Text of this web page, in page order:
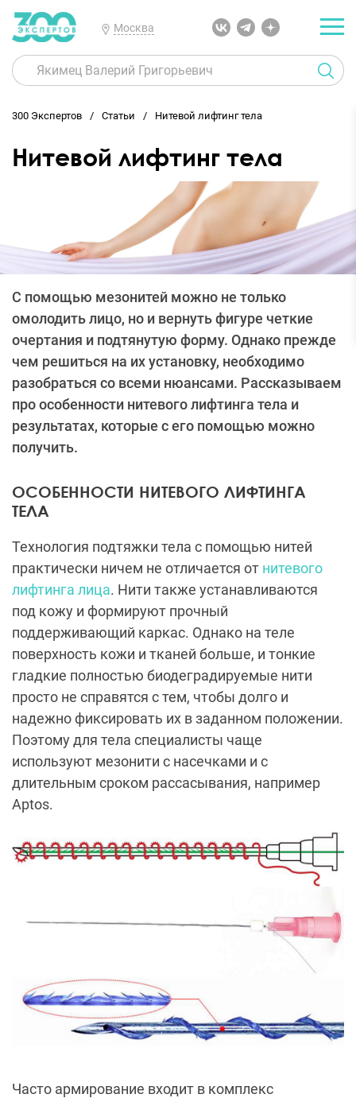
Москва
300 Экспертов Статьи Нитевой лифтинг тела
Нитевой лифтинг тела
С помощью мезонитей можно не только
омолодить лицо, но и вернуть фигуре четкие
очертания и подтянутую форму. Однако прежде
чем решиться на их установку, необходимо
разобраться со всеми нюансами. Рассказываем
про особенности нитевого лифтинга тела и
результатах, которые с его помощью можно
получить.
ОСОБЕННОСТИ НИТЕВОГО ЛИФТИНГА
ТЕЛА
Технология подтяжки тела с помощью нитей
практически ничем не отличается от нитевого
лифтинга лица. Нити также устанавливаются
под кожу и формируют прочный
поддерживающий каркас. Однако на теле
поверхность кожи и тканей больше, и тонкие
гладкие полностью биодеградируемые нити
просто не справятся с тем, чтобы долго и
надежно фиксировать их в заданном положении.
Поэтому для тела специалисты чаще
используют мезонити с насечками и с
длительным сроком рассасывания, например
Aptos.
Часто армирование входит в комплекс